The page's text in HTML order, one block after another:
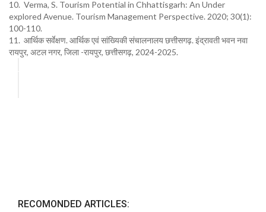
10. Verma, S. Tourism Potential in Chhattisgarh: An Under
explored Avenue. Tourism Management Perspective. 2020; 30(1):
100-110.
11. आर्थिक सर्वेक्षण. आर्थिक एवं सांख्यिकी संचालनालय छत्तीसगढ़. इंद्रावती भवन नवा
रायपुर, अटल नगर, जिला -रायपुर, छत्तीसगढ़, 2024-2025.
RECOMONDED ARTICLES: